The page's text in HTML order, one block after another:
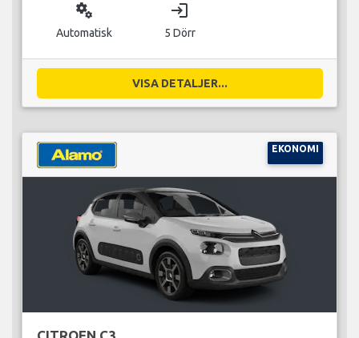
miscellaneous_services
Automatisk
login
5 Dörr
VISA DETALJER...
EKONOMI
CITROEN C3